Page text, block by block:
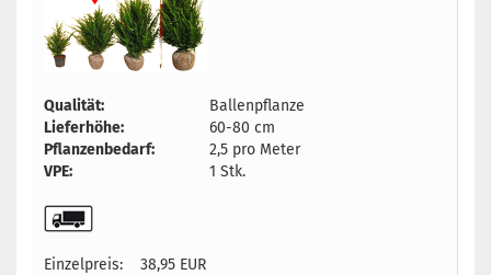
Qualität:
Ballenpflanze
Lieferhöhe:
60-80 cm
Pflanzenbedarf:
2,5 pro Meter
VPE:
1 Stk.
Einzelpreis:
38,95 EUR